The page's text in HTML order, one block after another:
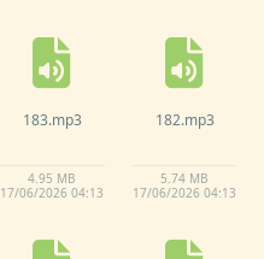
182.mp3
5.74 MB
17/06/2026 04:13
183.mp3
4.95 MB
17/06/2026 04:13